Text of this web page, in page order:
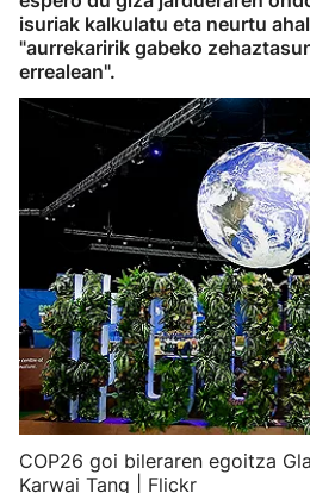
isuriak kalkulatu eta neurtu
"aurrekaririk gabeko
errealean".
COP26 goi bileraren egoitza
Karwai Tang | Flickr